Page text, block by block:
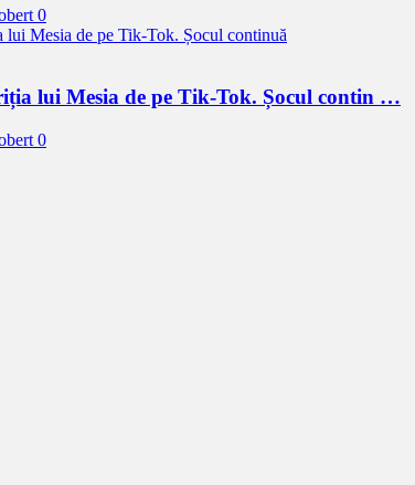
0
lui Mesia de pe Tik-Tok. Șocul contin …
0